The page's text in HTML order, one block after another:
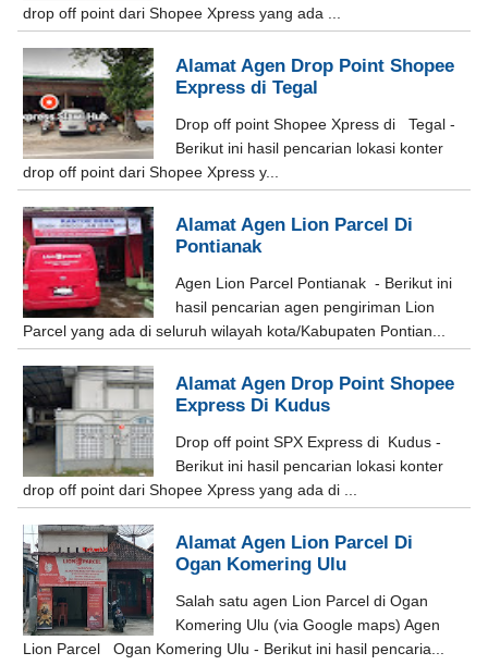
drop off point dari Shopee Xpress yang ada ...
Alamat Agen Drop Point Shopee
Express di Tegal
Drop off point Shopee Xpress di Tegal -
Berikut ini hasil pencarian lokasi konter
drop off point dari Shopee Xpress y...
Alamat Agen Lion Parcel Di
Pontianak
Agen Lion Parcel Pontianak - Berikut ini
hasil pencarian agen pengiriman Lion
Parcel yang ada di seluruh wilayah kota/Kabupaten Pontian...
Alamat Agen Drop Point Shopee
Express Di Kudus
Drop off point SPX Express di Kudus -
Berikut ini hasil pencarian lokasi konter
drop off point dari Shopee Xpress yang ada di ...
Alamat Agen Lion Parcel Di
Ogan Komering Ulu
Salah satu agen Lion Parcel di Ogan
Komering Ulu (via Google maps) Agen
Lion Parcel Ogan Komering Ulu - Berikut ini hasil pencaria...